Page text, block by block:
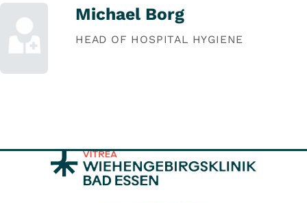
Michael Borg
HEAD OF HOSPITAL HYGIENE